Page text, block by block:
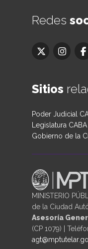
Redes
Sitios
Poder Judicial
Legislatura CABA
Gobierno de la
MINISTERIO
de la Ciudad
Asesoría
(CP 1079) |